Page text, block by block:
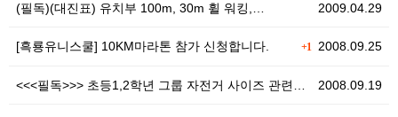
2009.04.29
(필독)(대진표) 유치부 100m, 30m 휠 워킹,…
+1 2008.09.25
[흑룡유니스쿨] 10KM마라톤 참가 신청합니다.
2008.09.19
<<<필독>>> 초등1,2학년 그룹 자전거 사이즈 관련…